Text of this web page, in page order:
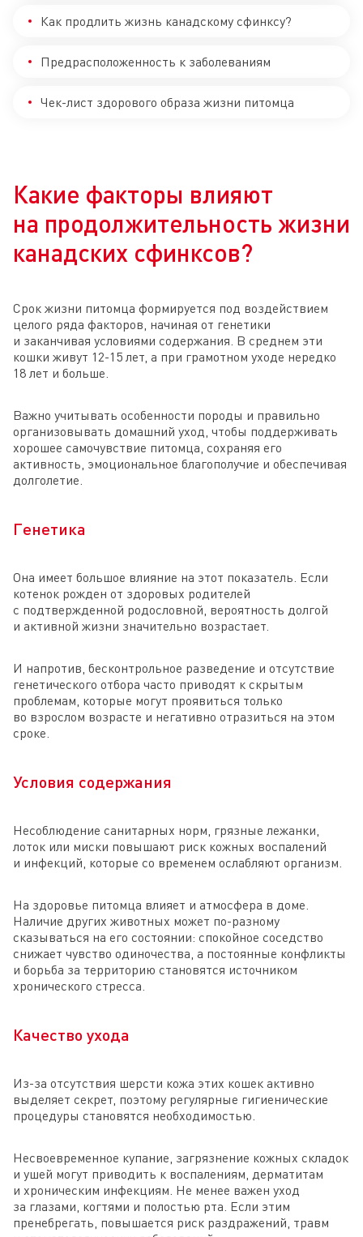
Как продлить жизнь канадскому сфинксу?
Предрасположенность к заболеваниям
Чек-лист здорового образа жизни питомца
Какие факторы влияют
на продолжительность жизни
канадских сфинксов?
Срок жизни питомца формируется под воздействием
целого ряда факторов, начиная от генетики
и заканчивая условиями содержания. В среднем эти
кошки живут 12-15 лет, а при грамотном уходе нередко
18 лет и больше.
Важно учитывать особенности породы и правильно
организовывать домашний уход, чтобы поддерживать
хорошее самочувствие питомца, сохраняя его
активность, эмоциональное благополучие и обеспечивая
долголетие.
Генетика
Она имеет большое влияние на этот показатель. Если
котенок рожден от здоровых родителей
с подтвержденной родословной, вероятность долгой
и активной жизни значительно возрастает.
И напротив, бесконтрольное разведение и отсутствие
генетического отбора часто приводят к скрытым
проблемам, которые могут проявиться только
во взрослом возрасте и негативно отразиться на этом
сроке.
Условия содержания
Несоблюдение санитарных норм, грязные лежанки,
лоток или миски повышают риск кожных воспалений
и инфекций, которые со временем ослабляют организм.
На здоровье питомца влияет и атмосфера в доме.
Наличие других животных может по-разному
сказываться на его состоянии: спокойное соседство
снижает чувство одиночества, а постоянные конфликты
и борьба за территорию становятся источником
хронического стресса.
Качество ухода
Из-за отсутствия шерсти кожа этих кошек активно
выделяет секрет, поэтому регулярные гигиенические
процедуры становятся необходимостью.
Несвоевременное купание, загрязнение кожных складок
и ушей могут приводить к воспалениям, дерматитам
и хроническим инфекциям. Не менее важен уход
за глазами, когтями и полостью рта. Если этим
пренебрегать, повышается риск раздражений, травм